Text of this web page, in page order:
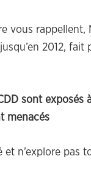
vous rappellent,
2012,
sont
menacés
n’explore pas